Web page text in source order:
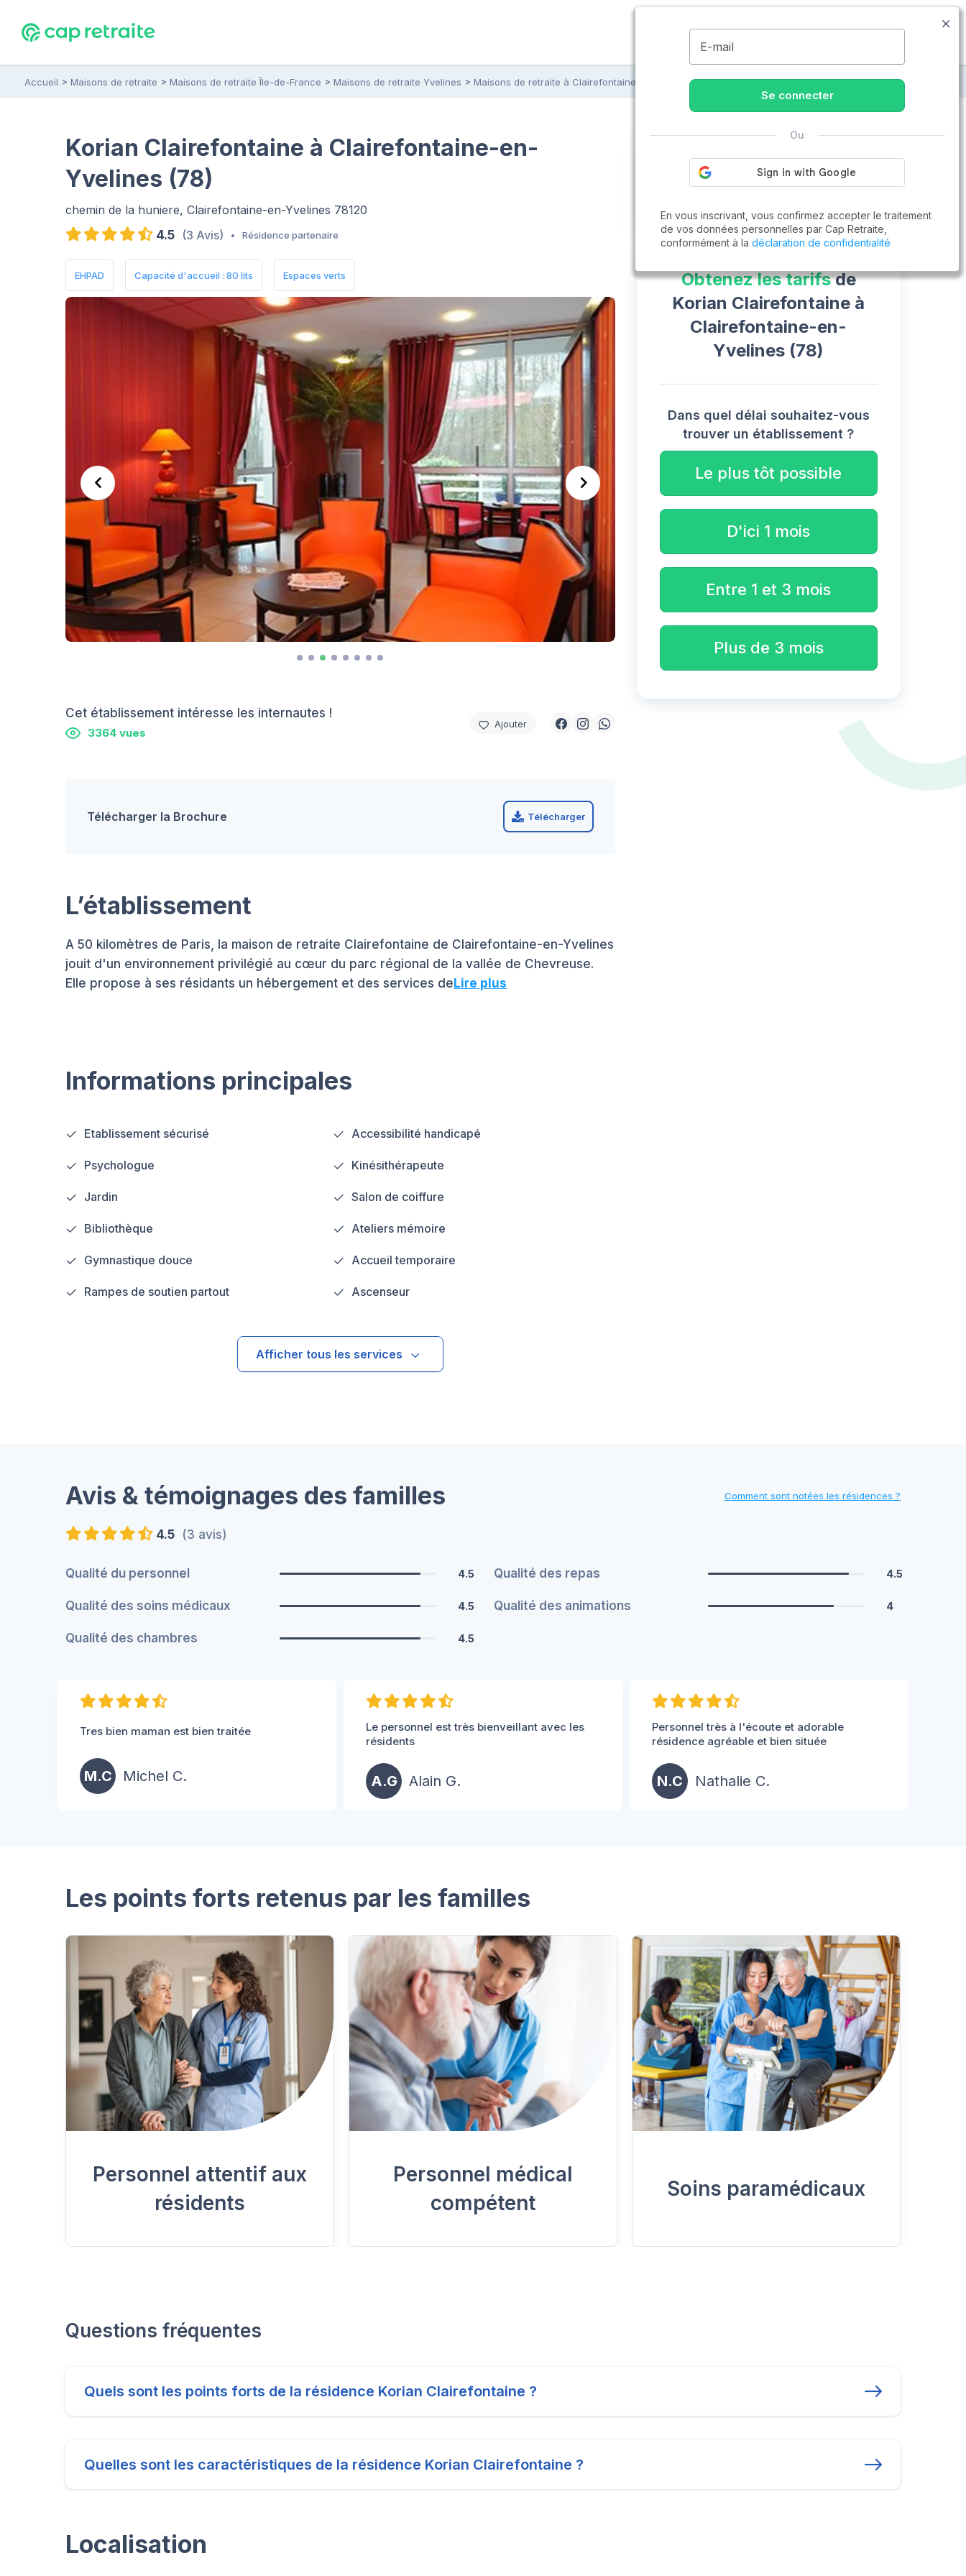
01.86.65.51.00
Accueil Maisons de retraite Maisons de retraite Île-de-France Maisons de retraite Yvelines Maisons de retraite à Clairefontaine-en-Yvelines Korian Clairefontaine
Cet établissement intéresse les internautes !
3364 vues
Ajouter
Télécharger la Brochure Télécharger
Korian Clairefontaine à Clairefontaine-en-
Yvelines (78)
chemin de la huniere, Clairefontaine-en-Yvelines 78120
4.5 (3 Avis) • Résidence partenaire
EHPAD Capacité d'accueil : 80 lits Espaces verts
L’établissement
A 50 kilomètres de Paris, la maison de retraite Clairefontaine de Clairefontaine-en-Yvelines
jouit d'un environnement privilégié au cœur du parc régional de la vallée de Chevreuse.
Elle propose à ses résidants un hébergement et des services deLire plus
Informations principales
Etablissement sécurisé Accessibilité handicapé
Psychologue Kinésithérapeute
Jardin Salon de coiffure
Bibliothèque Ateliers mémoire
Gymnastique douce Accueil temporaire
Rampes de soutien partout Ascenseur
Afficher tous les services
Cap Retraite vous aide à trouver un emploi
Obtenez les tarifsde
Korian Clairefontaine à
Clairefontaine-en-
Yvelines (78)
Dans quel délai souhaitez-vous
trouver un établissement ?
Le plus tôt possible
D'ici 1 mois
Entre 1 et 3 mois
Plus de 3 mois
Avis & témoignages des familles Comment sont notées les résidences ?
4.5 (3 avis)
Qualité du personnel 4.5 Qualité des repas 4.5
Qualité des soins médicaux 4.5 Qualité des animations 4
Qualité des chambres 4.5
Tres bien maman est bien traitée
M.C Michel C.
Le personnel est très bienveillant avec les
résidents
A.G Alain G.
Personnel très à l'écoute et adorable
résidence agréable et bien située
N.C Nathalie C.
Les points forts retenus par les familles
Personnel attentif aux
résidents
Personnel médical
compétent
Soins paramédicaux
Questions fréquentes
Quels sont les points forts de la résidence Korian Clairefontaine ?
Quelles sont les caractéristiques de la résidence Korian Clairefontaine ?
Localisation
E-mail
Se connecter
Ou
En vous inscrivant, vous confirmez accepter le traitement
de vos données personnelles par Cap Retraite,
conformément à la déclaration de confidentialité